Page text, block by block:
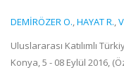
DEMİRÖZER O.,HAYAT R.,
Uluslararası Katılımlı
Konya, 5 - 08 Eylül 2016,